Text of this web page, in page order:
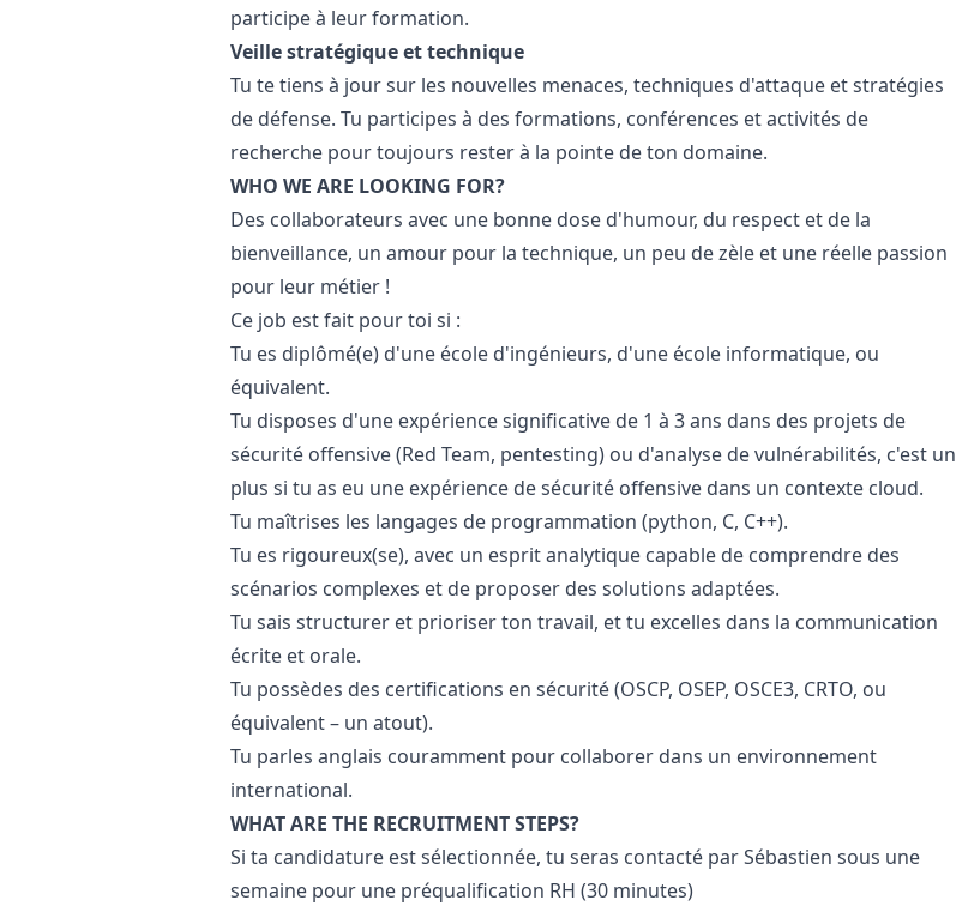
participe à leur formation.
Veille stratégique et technique
Tu te tiens à jour sur les nouvelles menaces, techniques d'attaque et stratégies
de défense. Tu participes à des formations, conférences et activités de
recherche pour toujours rester à la pointe de ton domaine.
WHO WE ARE LOOKING FOR?
Des collaborateurs avec une bonne dose d'humour, du respect et de la
bienveillance, un amour pour la technique, un peu de zèle et une réelle passion
pour leur métier !
Ce job est fait pour toi si :
Tu es diplômé(e) d'une école d'ingénieurs, d'une école informatique, ou
équivalent.
Tu disposes d'une expérience significative de 1 à 3 ans dans des projets de
sécurité offensive (Red Team, pentesting) ou d'analyse de vulnérabilités, c'est un
plus si tu as eu une expérience de sécurité offensive dans un contexte cloud.
Tu maîtrises les langages de programmation (python, C, C++).
Tu es rigoureux(se), avec un esprit analytique capable de comprendre des
scénarios complexes et de proposer des solutions adaptées.
Tu sais structurer et prioriser ton travail, et tu excelles dans la communication
écrite et orale.
Tu possèdes des certifications en sécurité (OSCP, OSEP, OSCE3, CRTO, ou
équivalent – un atout).
Tu parles anglais couramment pour collaborer dans un environnement
international.
WHAT ARE THE RECRUITMENT STEPS?
Si ta candidature est sélectionnée, tu seras contacté par Sébastien sous une
semaine pour une préqualification RH (30 minutes)